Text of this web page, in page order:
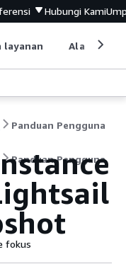
Hubungi Kami
layanan Alat
Panduan Pengguna
Panduan Pengguna
fokus